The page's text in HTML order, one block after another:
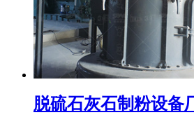
脱硫石灰石制粉设备